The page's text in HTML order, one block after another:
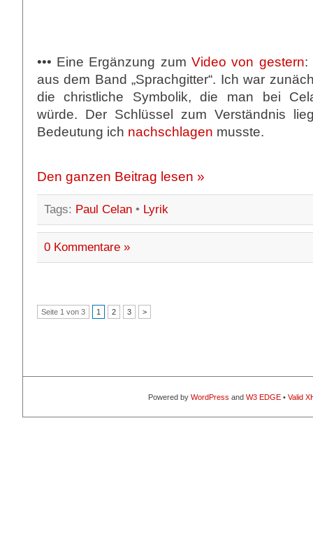
••• Eine Ergänzung zum Video von gestern:
aus dem Band „Sprachgitter“. Ich war
die christliche Symbolik, die man bei
würde. Der Schlüssel zum Verständnis
Bedeutung ich nachschlagen musste.
Den ganzen Beitrag lesen »
Tags: Paul Celan• Lyrik
0 Kommentare »
Seite 1 von 3 1 2 3 >
Powered by WordPress and W3 EDGE• Valid